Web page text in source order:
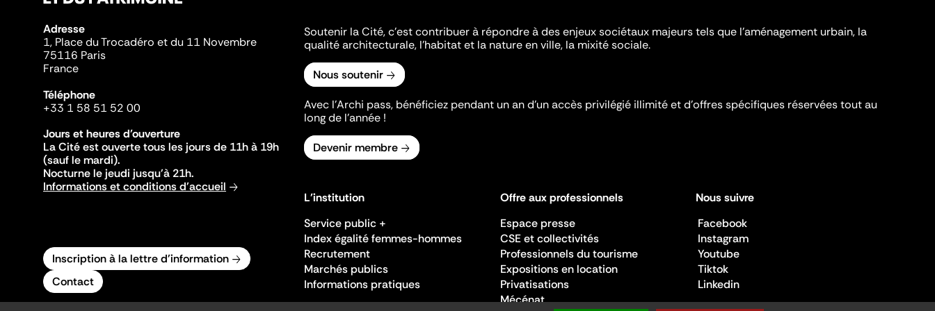
Adresse
1, Place du Trocadéro et du 11 Novembre
75116 Paris
France
Téléphone
+33 1 58 51 52 00
Jours et heures d'ouverture
La Cité est ouverte tous les jours de 11h à 19h
(sauf le mardi).
Nocturne le jeudi jusqu'à 21h.
Informations et conditions d'accueil
Inscription à la lettre d'information
Contact
Soutenir la Cité, c'est contribuer à répondre à des enjeux sociétaux majeurs tels que l'aménagement urbain, la
qualité architecturale, l'habitat et la nature en ville, la mixité sociale.
Nous soutenir
Avec l’Archi pass, bénéficiez pendant un an d’un accès privilégié illimité et d’offres spécifiques réservées tout au
long de l’année !
Devenir membre
L'institution
Service public +
Index égalité femmes-hommes
Recrutement
Marchés publics
Informations pratiques
Offre aux professionnels
Espace presse
CSE et collectivités
Professionnels du tourisme
Expositions en location
Privatisations
Mécénat
Nous suivre
Facebook
Instagram
Youtube
Tiktok
Linkedin